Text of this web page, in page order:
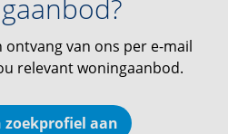
ontvang van ons per e-mail
relevant woningaanbod.
zoekprofiel aan